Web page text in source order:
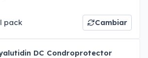
pack Cambiar
DC Condroprotector